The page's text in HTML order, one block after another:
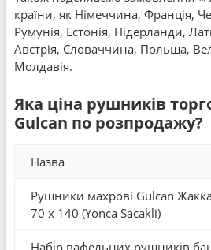
країни, як Німеччина, Франція,
Румунія, Естонія, Нідерланди,
Австрія, Словаччина, Польща,
Молдавія.
Яка ціна рушників
Gulcan по розпродажу?
Назва
Рушники махрові Gulcan
70 x 140 (Yonca Sacakli)
Набір вафельних рушників